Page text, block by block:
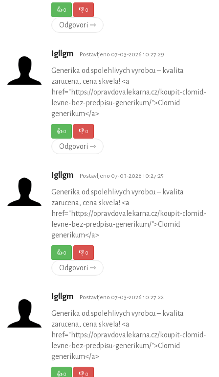
👍0 👎0
Odgovori ⇾
Igllgm Postavljeno 07-03-2026 10:27:29
Generika od spolehlivych vyrobcu – kvalita
zarucena, cena skvela! <a
href="https://opravdovalekarna.cz/koupit-clomid-
levne-bez-predpisu-generikum/">Clomid
generikum</a>
👍0 👎0
Odgovori ⇾
Igllgm Postavljeno 07-03-2026 10:27:25
Generika od spolehlivych vyrobcu – kvalita
zarucena, cena skvela! <a
href="https://opravdovalekarna.cz/koupit-clomid-
levne-bez-predpisu-generikum/">Clomid
generikum</a>
👍0 👎0
Odgovori ⇾
Igllgm Postavljeno 07-03-2026 10:27:22
Generika od spolehlivych vyrobcu – kvalita
zarucena, cena skvela! <a
href="https://opravdovalekarna.cz/koupit-clomid-
levne-bez-predpisu-generikum/">Clomid
generikum</a>
👍0 👎0